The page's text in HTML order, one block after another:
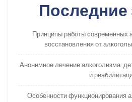
Последние
Принципы работы современных
восстановления от
Анонимное лечение алкоголизма:
и
Особенности функционирования